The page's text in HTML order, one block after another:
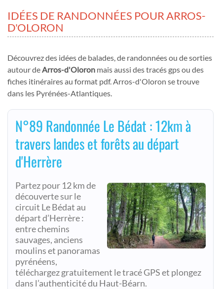
IDÉES DE RANDONNÉES POUR ARROS-
D'OLORON
Découvrez des idées de balades, de randonnées ou de sorties
autour deArros-d'Oloron mais aussi des tracés gps ou des
fiches itinéraires au format pdf. Arros-d'Oloron se trouve
dans les Pyrénées-Atlantiques.
N°89 Randonnée Le Bédat : 12km à
travers landes et forêts au départ
d'Herrère
Partez pour 12 km de
découverte sur le
circuit Le Bédat au
départ d’Herrère :
entre chemins
sauvages, anciens
moulins et panoramas
pyrénéens,
téléchargez gratuitement le tracé GPS et plongez
dans l’authenticité du Haut-Béarn.